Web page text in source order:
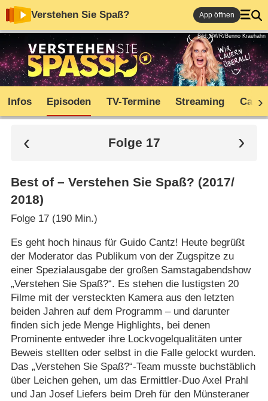
Verstehen Sie Spaß? App öffnen
Bild: SWR/Benno Kraehahn
Infos Episoden TV-Termine Streaming Cast
Folge 17
Best of – Verstehen Sie Spaß? (2017/​
2018)
Folge 17 (190 Min.)
Es geht hoch hinaus für Guido Cantz! Heute begrüßt
der Moderator das Publikum von der Zugspitze zu
einer Spezialausgabe der großen Samstagabendshow
„Verstehen Sie Spaß?“. Es stehen die lustigsten 20
Filme mit der versteckten Kamera aus den letzten
beiden Jahren auf dem Programm – und darunter
finden sich jede Menge Highlights, bei denen
Prominente entweder ihre Lockvogelqualitäten unter
Beweis stellten oder selbst in die Falle gelockt wurden.
Das „Verstehen Sie Spaß?“-Team musste buchstäblich
über Leichen gehen, um das Ermittler-Duo Axel Prahl
und Jan Josef Liefers beim Dreh für den Münsteraner